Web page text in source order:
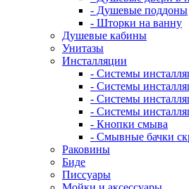
- Душевые поддоны
- Шторки на ванну
Душевые кабины
Унитазы
Инсталляции
- Системы
- Системы
- Системы
- Системы
- Кнопки смыва
- Смывные бачки
Раковины
Биде
Писсуары